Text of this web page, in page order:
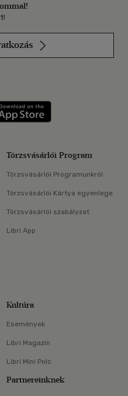
Szerezd meg: Google
Törzsvásárlói Program
Törzsvásárlói Programunkról
Törzsvásárlói Kártya egyenlege
Törzsvásárlói szabályzat
Libri App
Kultúra
Események
Libri Magazin
Libri Mini Polc
Partnereinknek